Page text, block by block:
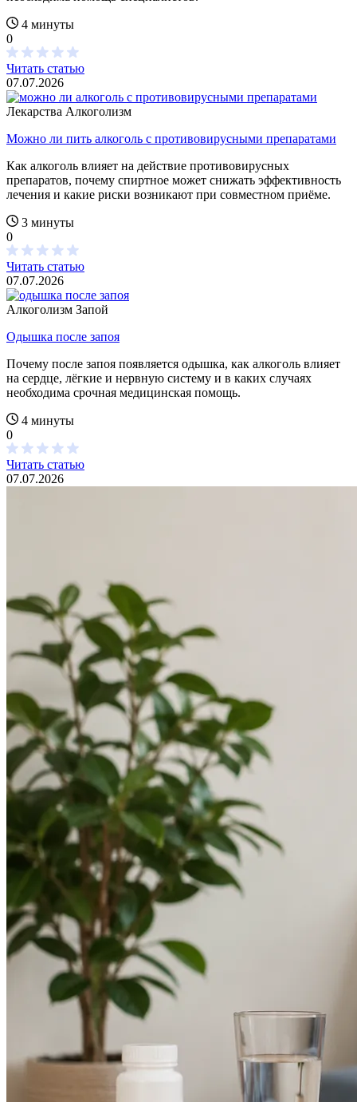
4 минуты
0
Читать статью
07.07.2026
Лекарства Алкоголизм
Можно ли пить алкоголь с противовирусными препаратами
Как алкоголь влияет на действие противовирусных
препаратов, почему спиртное может снижать эффективность
лечения и какие риски возникают при совместном приёме.
3 минуты
0
Читать статью
07.07.2026
Алкоголизм Запой
Одышка после запоя
Почему после запоя появляется одышка, как алкоголь влияет
на сердце, лёгкие и нервную систему и в каких случаях
необходима срочная медицинская помощь.
4 минуты
0
Читать статью
07.07.2026